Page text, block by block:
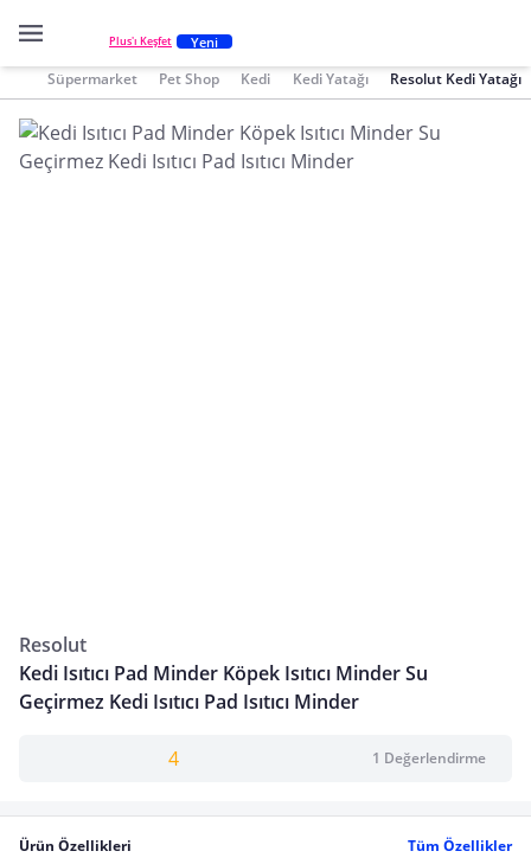
Plus'ı Keşfet Yeni
Süpermarket Pet Shop Kedi Kedi Yatağı Resolut Kedi Yatağı
Resolut
Kedi Isıtıcı Pad Minder Köpek Isıtıcı Minder Su
Geçirmez Kedi Isıtıcı Pad Isıtıcı Minder
4 1 Değerlendirme
Ürün Özellikleri
Tüm Özellikler